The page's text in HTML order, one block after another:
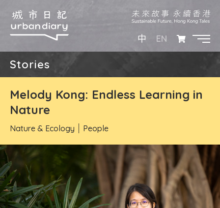
中 EN
Stories
Melody Kong: Endless Learning in
Nature
Nature & Ecology People